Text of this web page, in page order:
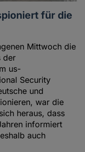
für die
Mittwoch die
der
us-
Security
und
war die
heraus, dass
informiert
auch